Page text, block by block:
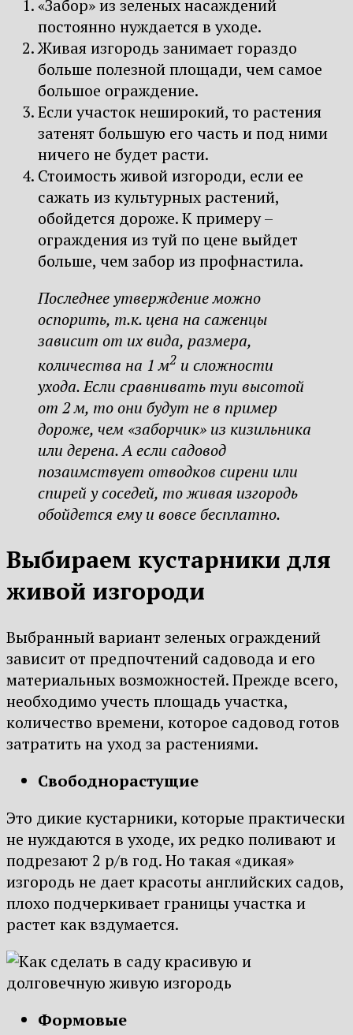
«Забор» из зеленых насаждений
постоянно нуждается в уходе.
Живая изгородь занимает гораздо
больше полезной площади, чем самое
большое ограждение.
Если участок неширокий, то растения
затенят большую его часть и под ними
ничего не будет расти.
Стоимость живой изгороди, если ее
сажать из культурных растений,
обойдется дороже. К примеру –
ограждения из туй по цене выйдет
больше, чем забор из профнастила.
Последнее утверждение можно
оспорить, т.к. цена на саженцы
зависит от их вида, размера,
количества на 1 м2 и сложности
ухода. Если сравнивать туи высотой
от 2 м, то они будут не в пример
дороже, чем «заборчик» из кизильника
или дерена. А если садовод
позаимствует отводков сирени или
спирей у соседей, то живая изгородь
обойдется ему и вовсе бесплатно.
Выбираем кустарники для
живой изгороди
Выбранный вариант зеленых ограждений
зависит от предпочтений садовода и его
материальных возможностей. Прежде всего,
необходимо учесть площадь участка,
количество времени, которое садовод готов
затратить на уход за растениями.
Свободнорастущие
Это дикие кустарники, которые практически
не нуждаются в уходе, их редко поливают и
подрезают 2 р/в год. Но такая «дикая»
изгородь не дает красоты английских садов,
плохо подчеркивает границы участка и
растет как вздумается.
Формовые